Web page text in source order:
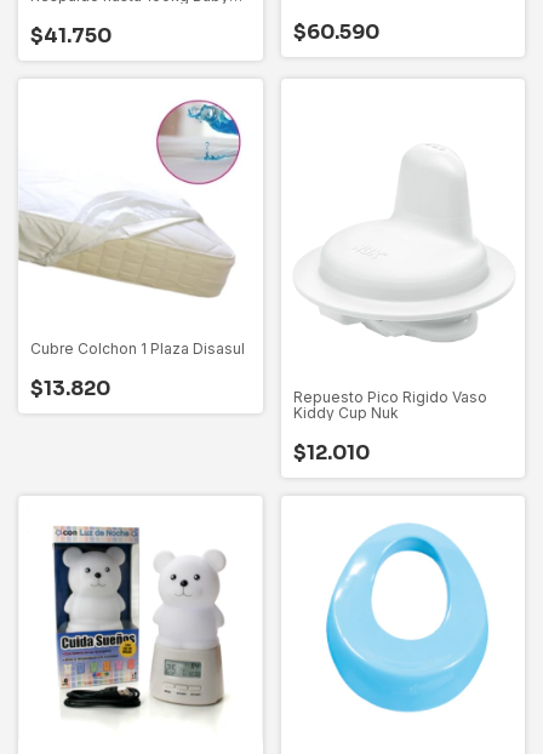
$41.750 $60.590
Cubre Colchon 1 Plaza Disasul
$13.820
Repuesto Pico Rigido Vaso
Kiddy Cup Nuk
$12.010